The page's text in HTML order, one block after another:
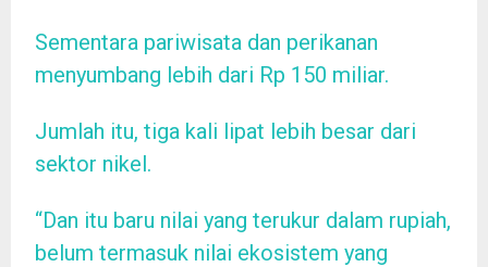
Sementara pariwisata dan perikanan
menyumbang lebih dari Rp 150 miliar.
Jumlah itu, tiga kali lipat lebih besar dari
sektor nikel.
“Dan itu baru nilai yang terukur dalam rupiah,
belum termasuk nilai ekosistem yang